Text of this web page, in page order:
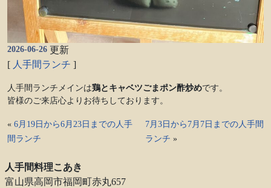
2026-06-26 更新
[ 人手間ランチ ]
人手間ランチメインは鶏とキャベツごまポン酢炒めです。
皆様のご来店心よりお待ちしております。
« 6月19日から6月23日までの人手
間ランチ
7月3日から7月7日までの人手間
ランチ »
人手間料理こあき
富山県高岡市福岡町赤丸657